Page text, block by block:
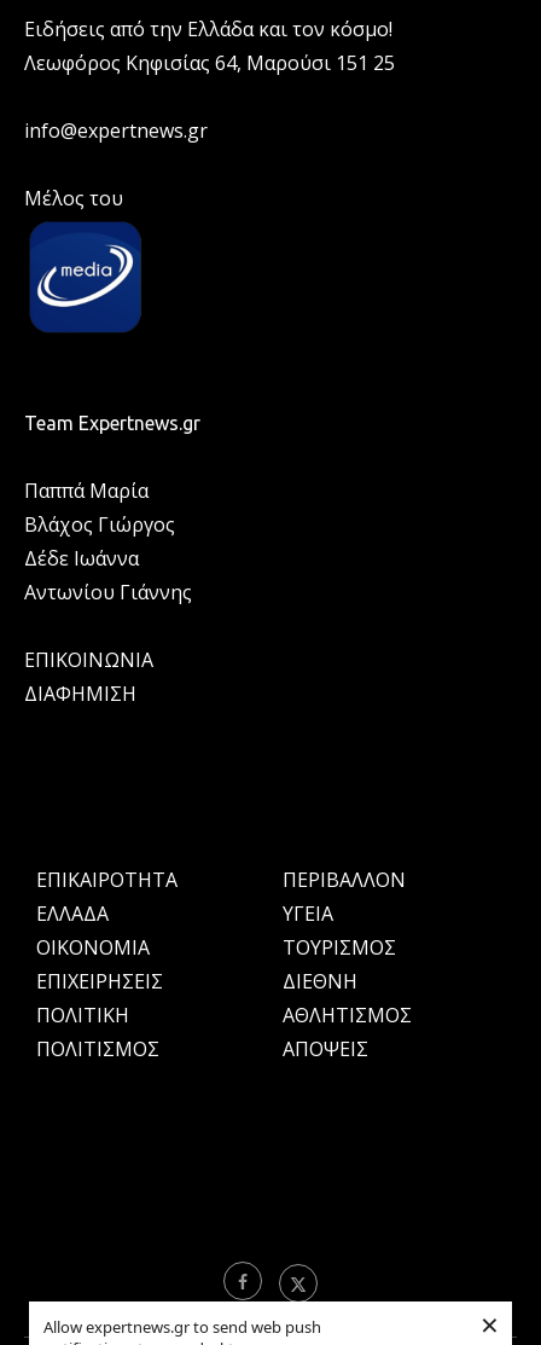
Allow expertnews.gr to send web push
×
Ειδήσεις από την Ελλάδα και τον κόσμο!
Λεωφόρος Κηφισίας 64, Μαρούσι 151 25
info@expertnews.gr
Μέλος του
Team Expertnews.gr
Παππά Μαρία
Βλάχος Γιώργος
Δέδε Ιωάννα
Αντωνίου Γιάννης
ΕΠΙΚΟΙΝΩΝΙΑ
ΔΙΑΦΗΜΙΣΗ
ΕΠΙΚΑΙΡΟΤΗΤΑ
ΕΛΛΑΔΑ
OIKONOMIA
ΕΠΙΧΕΙΡΗΣΕΙΣ
ΠΟΛΙΤΙΚΗ
ΠΟΛΙΤΙΣΜΟΣ
ΠΕΡΙΒΑΛΛΟΝ
ΥΓΕΙΑ
ΤΟΥΡΙΣΜΟΣ
ΔΙΕΘΝΗ
ΑΘΛΗΤΙΣΜΟΣ
ΑΠΟΨΕΙΣ